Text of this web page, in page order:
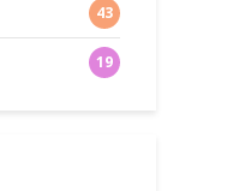
43
19